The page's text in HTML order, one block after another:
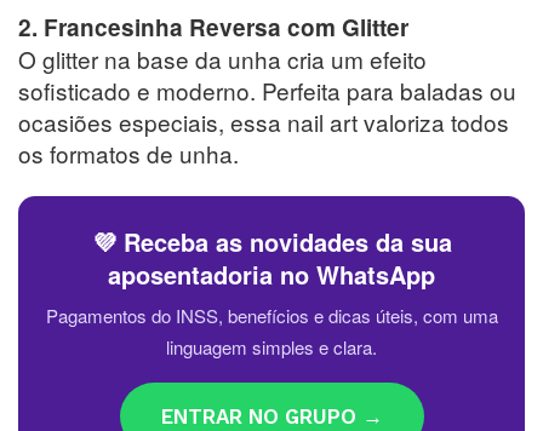
2. Francesinha Reversa com Glitter
O glitter na base da unha cria um efeito
sofisticado e moderno. Perfeita para baladas ou
ocasiões especiais, essa nail art valoriza todos
os formatos de unha.
💜 Receba as novidades da sua
aposentadoria no WhatsApp
Pagamentos do INSS, benefícios e dicas úteis, com uma
linguagem simples e clara.
ENTRAR NO GRUPO →